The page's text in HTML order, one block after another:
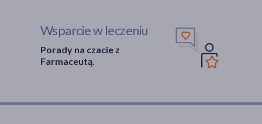
Wsparcie w leczeniu
Porady na czacie z
Farmaceutą.